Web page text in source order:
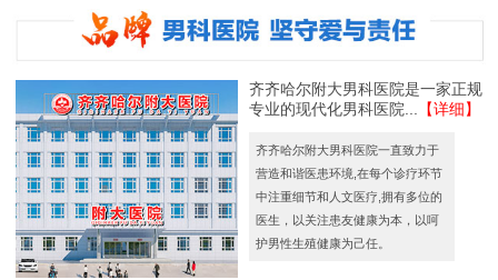
齐齐哈尔附大男科医院是一家正规
专业的现代化男科医院...
【详细】
齐齐哈尔附大男科医院一直致力于
营造和谐医患环境,在每个诊疗环节
中注重细节和人文医疗,拥有多位的
医生，以关注患友健康为本，以呵
护男性生殖健康为己任。